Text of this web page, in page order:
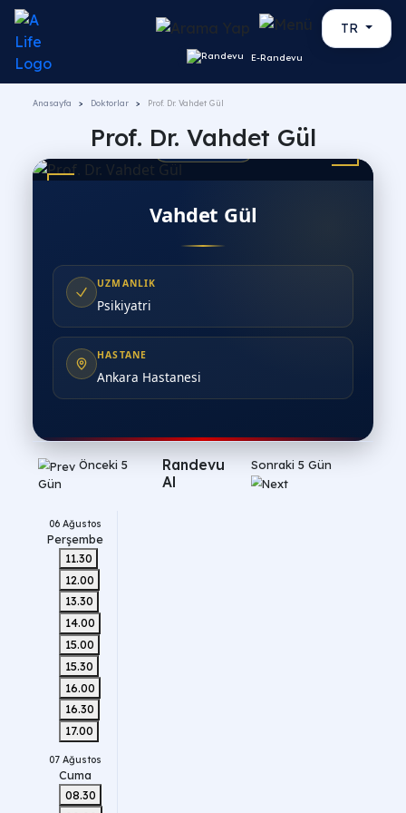
TR
E-Randevu
Anasayfa Doktorlar Prof. Dr. Vahdet Gül
Prof. Dr. Vahdet Gül
PROF. DR.
Vahdet Gül
UZMANLIK
Psikiyatri
HASTANE
Ankara Hastanesi
Gün
06 Ağustos
Perşembe
11.30
12.00
13.30
14.00
15.00